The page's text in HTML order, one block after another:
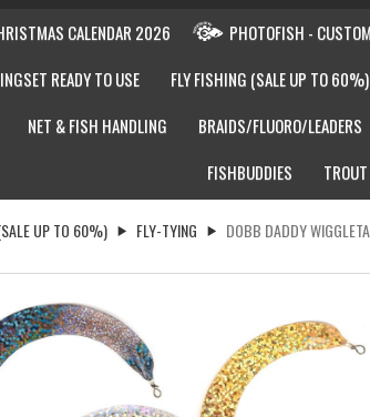
CALENDAR 2026 PHOTOFISH -
READY TO USE
FLY FISHING (SALE UP TO 60%)
NET & FISH HANDLING BRAIDS/FLUORO/LEADERS
FISHBUDDIES
UP TO 60%) FLY-TYING DOBB DADDY